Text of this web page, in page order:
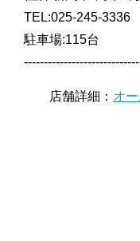
TEL:025-245-3336
駐車場:115台
店舗詳細： オ